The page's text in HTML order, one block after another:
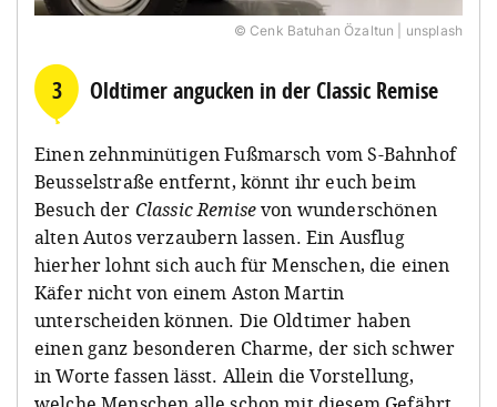
© Cenk Batuhan Özaltun | unsplash
3 Oldtimer angucken in der Classic Remise
Einen zehnminütigen Fußmarsch vom S-Bahnhof
Beusselstraße entfernt, könnt ihr euch beim
Besuch der Classic Remisevon wunderschönen
alten Autos verzaubern lassen. Ein Ausflug
hierher lohnt sich auch für Menschen, die einen
Käfer nicht von einem Aston Martin
unterscheiden können. Die Oldtimer haben
einen ganz besonderen Charme, der sich schwer
in Worte fassen lässt. Allein die Vorstellung,